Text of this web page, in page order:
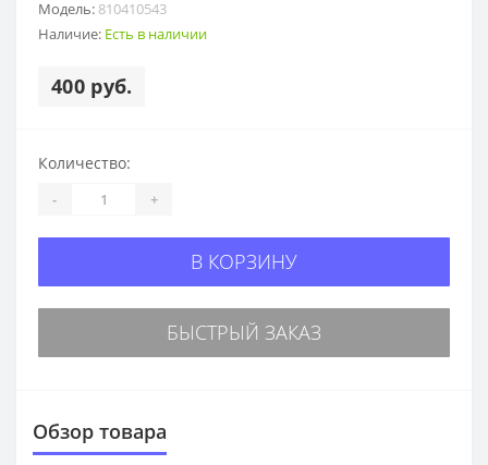
Модель: 810410543
Наличие: Есть в наличии
400 руб.
Количество:
- +
В КОРЗИНУ
БЫСТРЫЙ ЗАКАЗ
Обзор товара